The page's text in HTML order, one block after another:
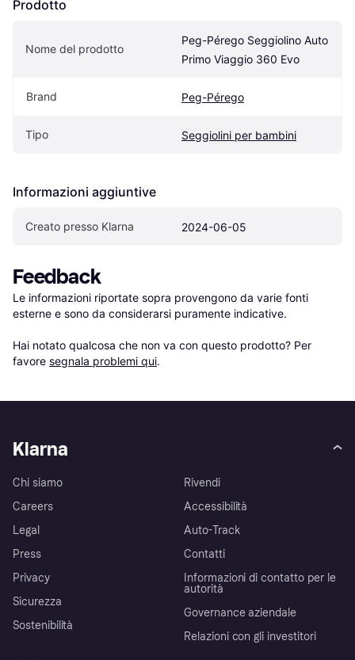
Prodotto
Nome del prodotto
Peg-Pérego Seggiolino Auto
Primo Viaggio 360 Evo
Brand Peg-Pérego
Tipo Seggiolini per bambini
Informazioni aggiuntive
Creato presso Klarna 2024-06-05
Feedback
Le informazioni riportate sopra provengono da varie fonti
esterne e sono da considerarsi puramente indicative.
Hai notato qualcosa che non va con questo prodotto? Per
favore segnala problemi qui.
Klarna
Chi siamo
Careers
Legal
Press
Privacy
Sicurezza
Sostenibilità
Rivendi
Accessibilità
Auto-Track
Contatti
Informazioni di contatto per le
autorità
Governance aziendale
Relazioni con gli investitori